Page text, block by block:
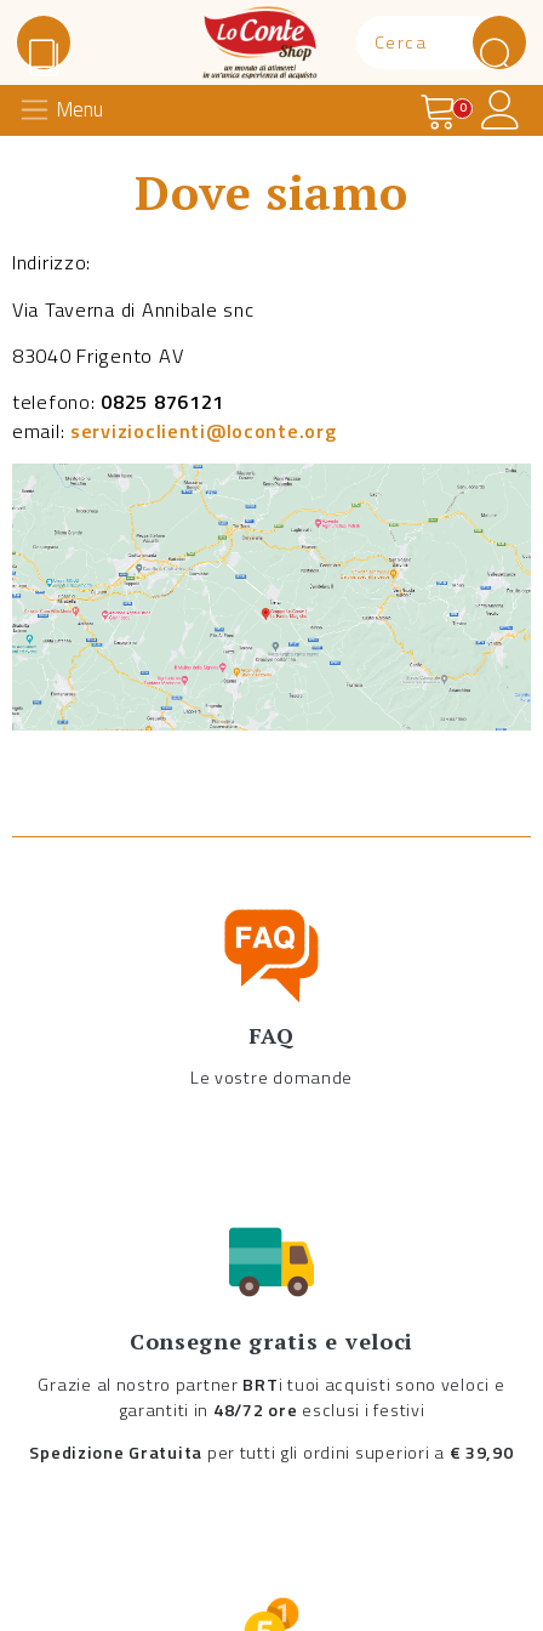
Lo Conte Shop
Menu Carrello
0
Dove siamo
Indirizzo:
Via Taverna di Annibale snc
83040 Frigento AV
telefono: 0825 876121
email: servizioclienti@loconte.org
FAQ
Le vostre domande
Consegne gratis e veloci
Grazie al nostro partner BRTi tuoi acquisti sono veloci e
garantiti in 48/72 ore esclusi i festivi
Spedizione Gratuita per tutti gli ordini superiori a € 39,90